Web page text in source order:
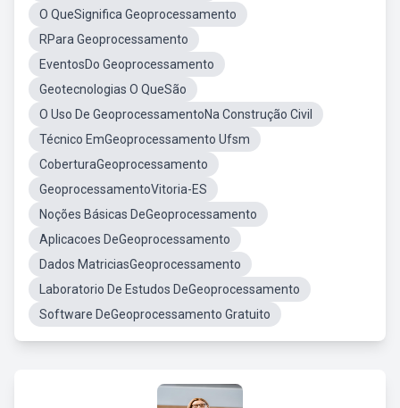
O QueSignifica Geoprocessamento
RPara Geoprocessamento
EventosDo Geoprocessamento
Geotecnologias O QueSão
O Uso De GeoprocessamentoNa Construção Civil
Técnico EmGeoprocessamento Ufsm
CoberturaGeoprocessamento
GeoprocessamentoVitoria-ES
Noções Básicas DeGeoprocessamento
Aplicacoes DeGeoprocessamento
Dados MatriciasGeoprocessamento
Laboratorio De Estudos DeGeoprocessamento
Software DeGeoprocessamento Gratuito